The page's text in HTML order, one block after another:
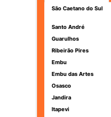
São Caetano do Sul
Santo André
Guarulhos
Ribeirão Pires
Embu
Embu das Artes
Osasco
Jandira
Itapevi